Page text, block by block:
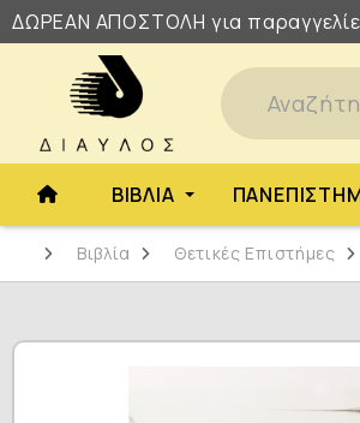
ΔΩΡΕΑΝ ΑΠΟΣΤΟΛΗ για
ΒΙΒΛΊΑ
Βιβλία Θετικές Επιστήμες